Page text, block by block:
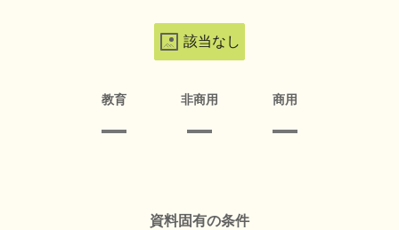
該当なし
教育 非商用 商用
資料固有の条件